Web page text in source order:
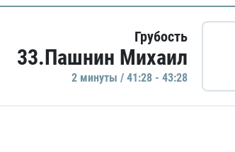
Грубость
33.Пашнин Михаил
2 минуты / 41:28 - 43:28